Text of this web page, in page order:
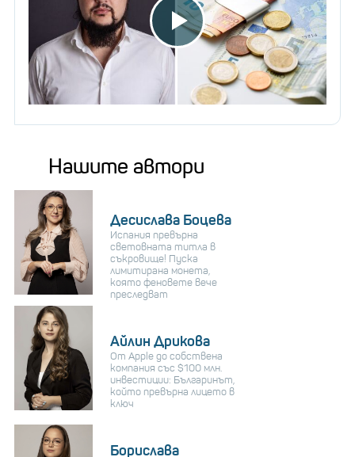
Нашите автори
Десислава Боцева
Испания превърна
световната титла в
съкровище! Пуска
лимитирана монета,
която феновете вече
преследват
Айлин Дрикова
От Apple до собствена
компания със $100 млн.
инвестиции: Българинът,
който превърна лицето в
ключ
Борислава